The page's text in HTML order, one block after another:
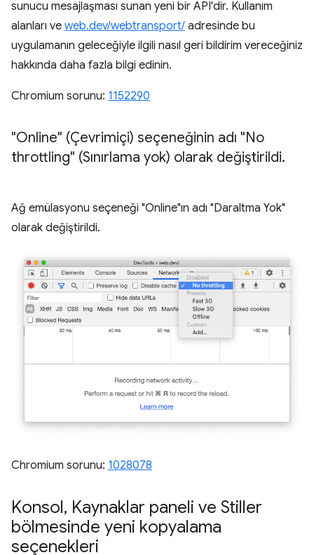
sunucu mesajlaşması sunan yeni bir API'dir. Kullanım
alanları ve web.dev/webtransport/ adresinde bu
uygulamanın geleceğiyle ilgili nasıl geri bildirim vereceğiniz
hakkında daha fazla bilgi edinin.
Chromium sorunu: 1152290
"Online" (Çevrimiçi) seçeneğinin adı "No
throttling" (Sınırlama yok) olarak değiştirildi.
Ağ emülasyonu seçeneği "Online"ın adı "Daraltma Yok"
olarak değiştirildi.
Chromium sorunu: 1028078
Konsol, Kaynaklar paneli ve Stiller
bölmesinde yeni kopyalama
seçenekleri